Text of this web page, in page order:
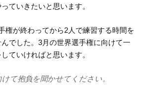
ていきたいと思います。
権が終わってから2人で練習する時間を
でした。3月の世界選手権に向けて一
ていければと思います。
て抱負を聞かせてください。